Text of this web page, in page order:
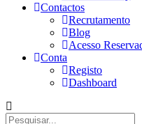
Contactos
Recrutamento
Blog
Acesso
Conta
Registo
Dashboard